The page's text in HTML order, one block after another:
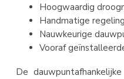
Hoogwaardig
Handmatige
Nauwkeurige
Vooraf
De